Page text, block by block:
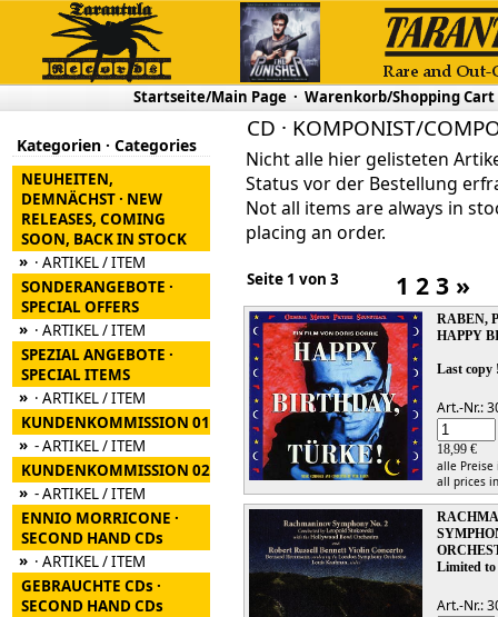
Startseite/Main Page · Warenkorb/Shopping Cart
Kategorien · Categories
NEUHEITEN,
DEMNÄCHST · NEW
RELEASES, COMING
SOON, BACK IN STOCK
» · ARTIKEL / ITEM
SONDERANGEBOTE ·
SPECIAL OFFERS
» · ARTIKEL / ITEM
SPEZIAL ANGEBOTE ·
SPECIAL ITEMS
» · ARTIKEL / ITEM
KUNDENKOMMISSION 01
» - ARTIKEL / ITEM
KUNDENKOMMISSION 02
» - ARTIKEL / ITEM
ENNIO MORRICONE ·
SECOND HAND CDs
» · ARTIKEL / ITEM
GEBRAUCHTE CDs ·
SECOND HAND CDs
CD · KOMPONIST/
Nicht alle hier gelisteten
Status vor der Bestellung
Not all items are always in
placing an order.
Seite 1 von 3 1 2 3 »
RABEN,
HAPPY
Last copy
Art.-Nr.:
18,99 €
alle
all prices
Limited to
Art.-Nr.: